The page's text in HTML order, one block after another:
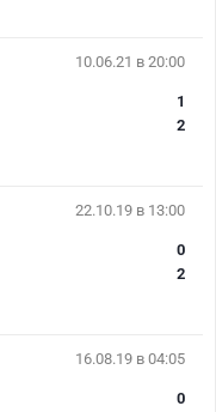
10.06.21 в 20:00
1
2
22.10.19 в 13:00
0
2
16.08.19 в 04:05
0